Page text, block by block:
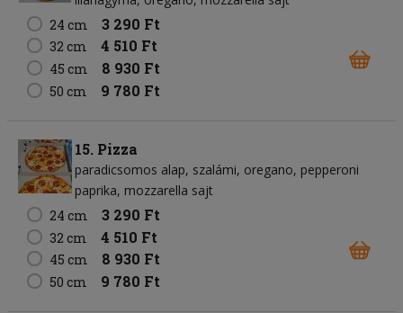
24 cm
3 290 Ft
32 cm 4 510 Ft
45 cm 8 930 Ft
50 cm 9 780 Ft
15. Pizza
paradicsomos alap szalámi oregano pepperoni
paprika mozzarella sajt
24 cm
3 290 Ft
32 cm 4 510 Ft
45 cm 8 930 Ft
50 cm 9 780 Ft